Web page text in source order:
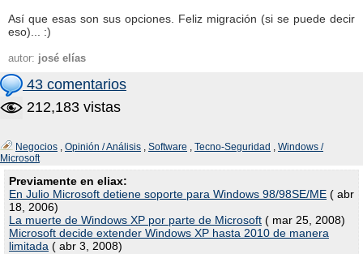
Así que esas son sus opciones. Feliz migración (si se puede decir
eso)... :)
autor: josé elías
43 comentarios
212,183 vistas
Negocios , Opinión / Análisis , Software , Tecno-Seguridad , Windows /
Microsoft
Previamente en eliax:
En Julio Microsoft detiene soporte para Windows 98/98SE/ME ( abr
18, 2006)
La muerte de Windows XP por parte de Microsoft ( mar 25, 2008)
Microsoft decide extender Windows XP hasta 2010 de manera
limitada ( abr 3, 2008)